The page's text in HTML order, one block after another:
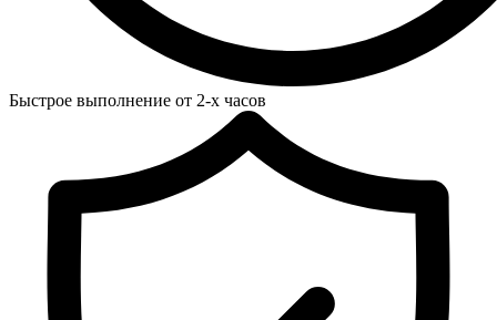
Быстрое выполнение от 2-х часов